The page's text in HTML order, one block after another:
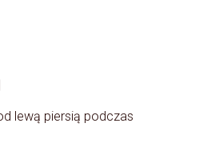
lewą piersią podczas